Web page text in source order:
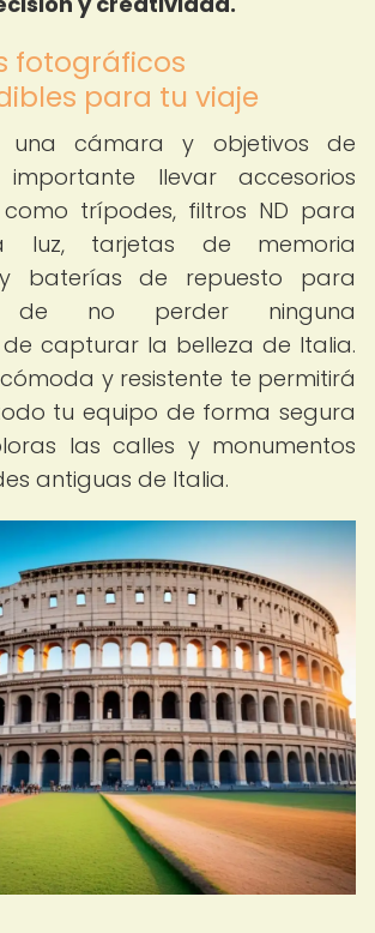
fotográficos
para tu viaje
una cámara y objetivos de
llevar accesorios
trípodes, filtros ND para
luz, tarjetas de memoria
baterías de repuesto para
de no perder ninguna
capturar la belleza de Italia.
y resistente te permitirá
tu equipo de forma segura
las calles y monumentos
antiguas de Italia.